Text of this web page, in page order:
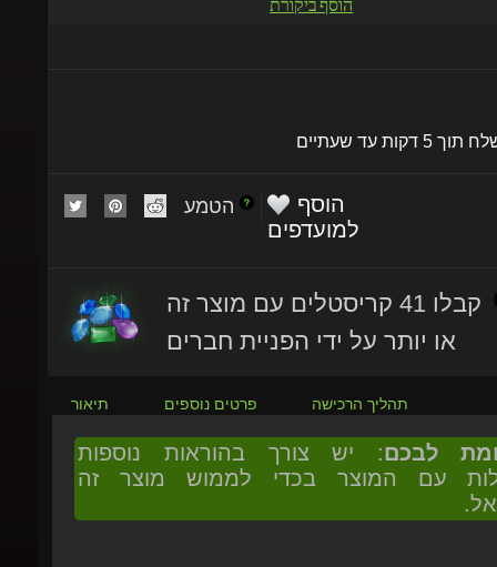
למועדפים
או יותר על ידי הפניית חברים
לבכם: יש צורך בהוראות נוספות
עם המוצר בכדי לממוש מוצר זה